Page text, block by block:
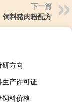
下一篇
饲料猪肉粉配方
方向
生产许可证
饲料价格